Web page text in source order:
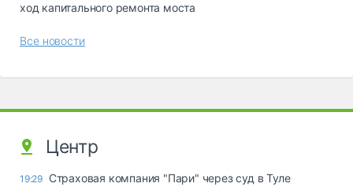
ход капитального ремонта моста
Все новости
Центр
19:29 Страховая компания "Пари" через суд в Туле